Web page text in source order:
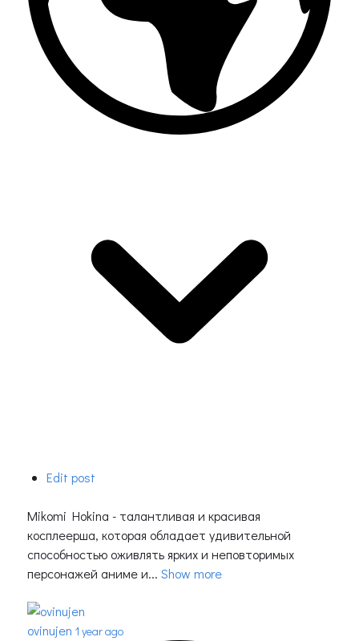
Edit post
Mikomi Hokina - талантливая и красивая
косплеерша, которая обладает удивительной
способностью оживлять ярких и неповторимых
персонажей аниме и... Show more
ovinujen 1 year ago